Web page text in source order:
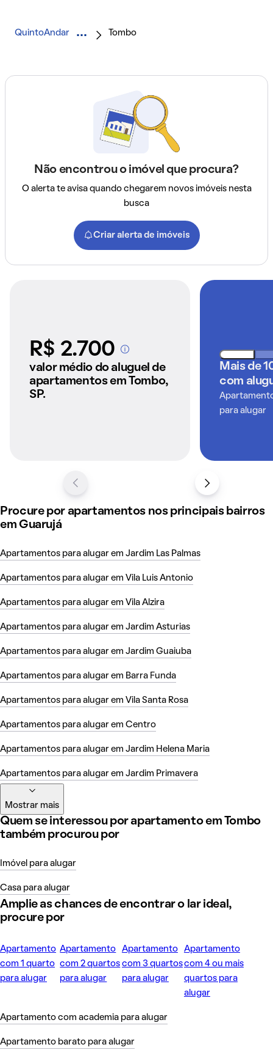
QuintoAndar Tombo
Não encontrou o imóvel que procura?
O alerta te avisa quando chegarem novos imóveis nesta
busca
Criar alerta de imóveis
R$ 2.700A partir dos imóveis
anunciados pelo
QuintoAndar
valor médio do aluguel de
apartamentos em Tombo,
SP.
Mais de
com
para alugar
Procure por apartamentos nos principais bairros
em Guarujá
Apartamentos para alugar em Jardim Las Palmas
Apartamentos para alugar em Vila Luis Antonio
Apartamentos para alugar em Vila Alzira
Apartamentos para alugar em Jardim Asturias
Apartamentos para alugar em Jardim Guaiuba
Apartamentos para alugar em Barra Funda
Apartamentos para alugar em Vila Santa Rosa
Apartamentos para alugar em Centro
Apartamentos para alugar em Jardim Helena Maria
Apartamentos para alugar em Jardim Primavera
Mostrar mais
Quem se interessou por apartamento em Tombo
também procurou por
Imóvel para alugar
Casa para alugar
Amplie as chances de encontrar o lar ideal,
procure por
Apartamento
com 1 quarto
para alugar
Apartamento
com 2 quartos
para alugar
Apartamento
com 3 quartos
para alugar
Apartamento
com 4 ou mais
quartos para
alugar
Apartamento com academia para alugar
Apartamento barato para alugar